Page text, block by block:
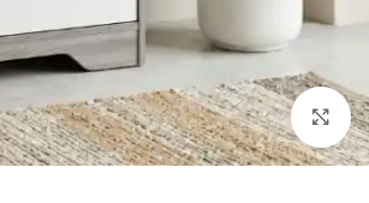
Click to enlarge